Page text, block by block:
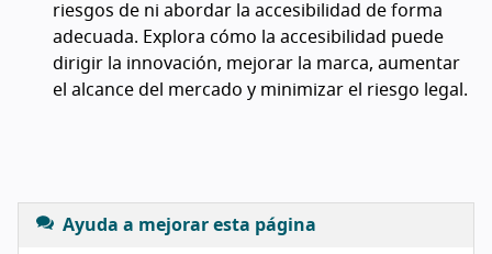
riesgos de ni abordar la accesibilidad de forma
adecuada. Explora cómo la accesibilidad puede
dirigir la innovación, mejorar la marca, aumentar
el alcance del mercado y minimizar el riesgo legal.
Ayuda a mejorar esta página